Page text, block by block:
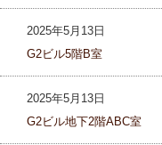
2025年5月13日
G2ビル5階B室
2025年5月13日
G2ビル地下2階ABC室